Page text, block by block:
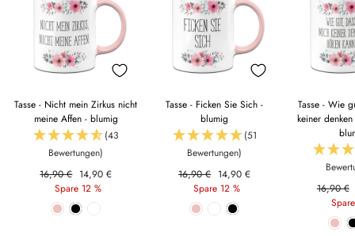
Tasse - Nicht mein Zirkus nicht
meine Affen - blumig
(43
Bewertungen)
Normaler
Preis
16,90 € Sonderpreis
14,90 €
Spare 12 %
Tasse - Ficken Sie Sich -
blumig
(51
Bewertungen)
Normaler
Preis
16,90 € Sonderpreis
14,90 €
Spare 12 %
Tasse - Wie
keiner
Normaler
Preis
16,90 €